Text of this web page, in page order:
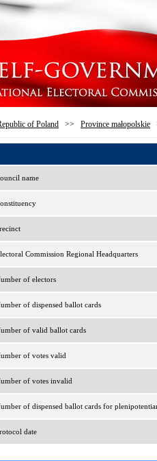
of Poland >> Province małopolskie
name
Commission Regional Headquarters
of electors
of dispensed ballot cards
of valid ballot cards
of votes valid
of votes invalid
of dispensed ballot cards for
date